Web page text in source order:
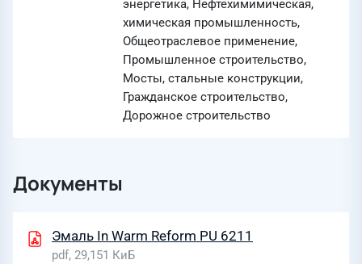
энергетика, Нефтехимимическая,
химическая промышленность,
Общеотраслевое применение,
Промышленное строительство,
Мосты, стальные конструкции,
Гражданское строительство,
Дорожное строительство
Документы
Эмаль In Warm Reform PU 6211
pdf, 29,151 КиБ